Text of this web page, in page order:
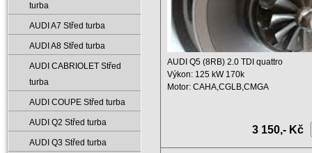
AUDI Q5 (8RB) 2.0 TDI quattro
Výkon: 125 kW 170k
Motor: CAHA,CGLB,CMGA
3 150,- Kč
turba
AUDI A7 Střed turba
AUDI A8 Střed turba
AUDI CABRIOLET Střed
turba
AUDI COUPE Střed turba
AUDI Q2 Střed turba
AUDI Q3 Střed turba